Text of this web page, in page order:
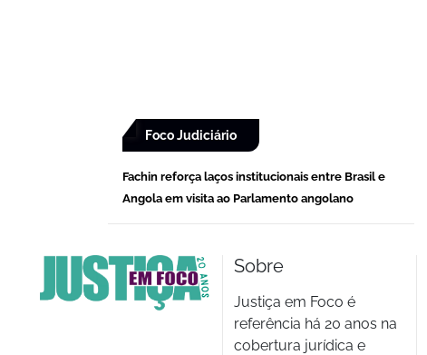
Foco Judiciário
Fachin reforça laços institucionais entre Brasil e
Angola em visita ao Parlamento angolano
Sobre
Justiça em Foco é
referência há 20 anos na
cobertura jurídica e